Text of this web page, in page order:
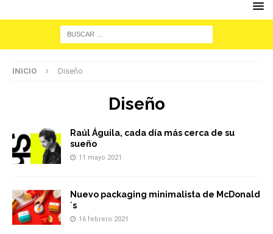
INICIO Diseño
Diseño
Raúl Águila, cada día más cerca de su
sueño
11 mayo 2021
Nuevo packaging minimalista de McDonald
´s
16 febrero 2021